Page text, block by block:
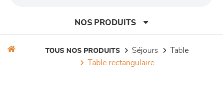
NOS PRODUITS
TOUS NOS PRODUITS séjours
table
table rectangulaire